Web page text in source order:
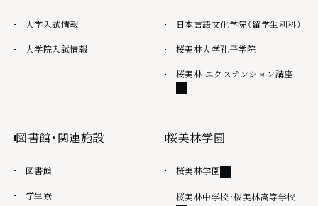
大学入試情報
大学院入試情報
日本言語文化学院（留学生別科）
桜美林大学孔子学院
桜美林 エクステンション講座外部
図書館・関連施設
図書館
学生寮
桜美林学園
桜美林学園外部リンク
桜美林中学校・桜美林高等学校外部